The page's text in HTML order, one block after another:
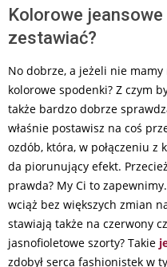
Kolorowe
zestawiać?
No dobrze, a jeżeli nie
kolorowe spodenki? Z czym
także bardzo dobrze
właśnie postawisz na coś
ozdób, która, w połączeniu
da piorunujący efekt.
prawda? My Ci to
wciąż bez większych zmian
stawiają także na czerwony
jasnofioletowe szorty? Takie
zdobył serca fashionistek w